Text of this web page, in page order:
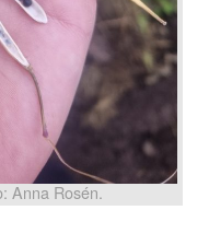
Anna Rosén.